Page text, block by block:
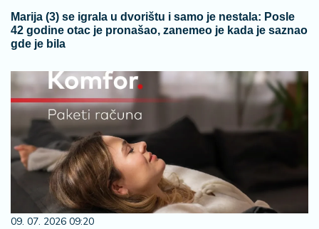
Marija (3) se igrala u dvorištu i samo je nestala: Posle
42 godine otac je pronašao, zanemeo je kada je saznao
gde je bila
09. 07. 2026 09:20